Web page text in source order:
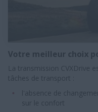
Votre meilleur choix
La transmission CVXDrive
tâches de transport :​
l'absence de
sur le confort​